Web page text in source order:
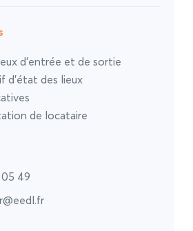
d’entrée et de sortie
d’état des lieux
de locataire
05 49